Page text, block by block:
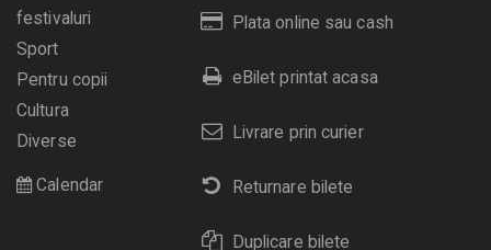
Plata online sau cash
eBilet printat acasa
Livrare prin curier
Returnare bilete
Duplicare bilete
festivaluri
Sport
Pentru copii
Cultura
Diverse
Calendar